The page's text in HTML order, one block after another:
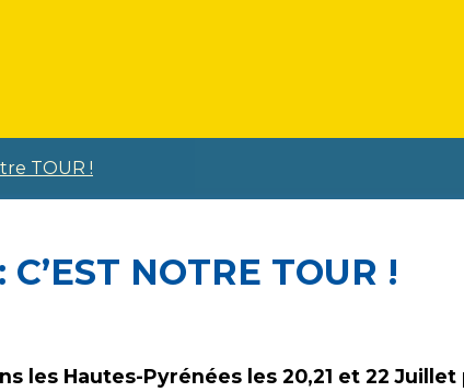
TOUR !
NOTRE TOUR !
les Hautes-Pyrénées les 20,21 et 22